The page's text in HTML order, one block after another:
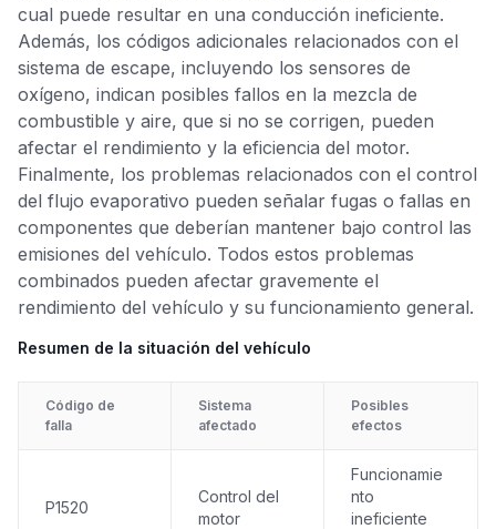
cual puede resultar en una conducción ineficiente.
Además, los códigos adicionales relacionados con el
sistema de escape, incluyendo los sensores de
oxígeno, indican posibles fallos en la mezcla de
combustible y aire, que si no se corrigen, pueden
afectar el rendimiento y la eficiencia del motor.
Finalmente, los problemas relacionados con el control
del flujo evaporativo pueden señalar fugas o fallas en
componentes que deberían mantener bajo control las
emisiones del vehículo. Todos estos problemas
combinados pueden afectar gravemente el
rendimiento del vehículo y su funcionamiento general.
Resumen de la situación del vehículo
Código de
falla
Sistema
afectado
Posibles
efectos
P1520
Control del
motor
Funcionamie
nto
ineficiente